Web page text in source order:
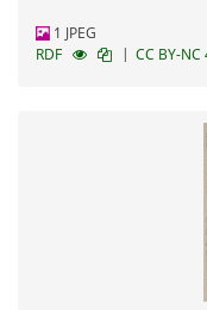
1 JPEG
RDF
| CC BY-NC